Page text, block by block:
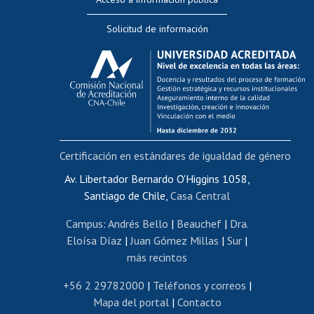
Evaluación docente
Calificación académica
Postulación al AUCAI
Funcionarias/os
Cursos internos de capacitación
Bienestar del personal
Portal de movilidad interna
Certificado de renta
Certificado de renta honorarios
Editar páginas blancas
Extranjeras/os
Revalidación y reconocimiento de títulos
Postulación al Programa de Movilidad Estudiantil
Solicitud de información
Av. Libertador Bernardo O'Higgins 1058,
Santiago de Chile, Casa Central
Campus: Andrés Bello | Beauchef| Dra.
Eloísa Díaz |Juan Gómez Millas | Sur |
más recintos
+56 2 29782000 | Teléfonos y correos |
Mapa del portal| Contacto
Certificación en estándares de igualdad de género